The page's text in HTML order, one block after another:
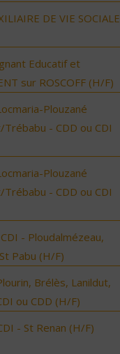
DE VIE SOCIALE
Educatif et
sur ROSCOFF (H/F)
Plouzané
- CDD ou CDI
Plouzané
- CDD ou CDI
- Ploudalmézeau,
Pabu (H/F)
Brélès, Lanildut,
ou CDD (H/F)
- St Renan (H/F)